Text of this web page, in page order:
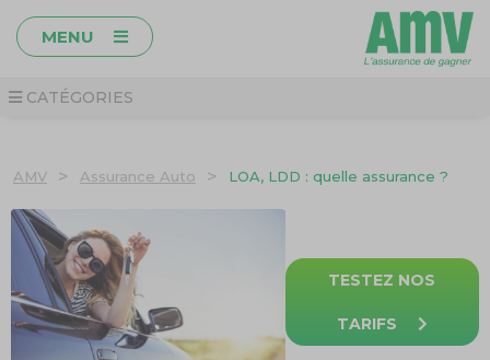
MENU
CATÉGORIES
AMV > Assurance Auto > LOA, LDD : quelle assurance ?
TESTEZ NOS
TARIFS